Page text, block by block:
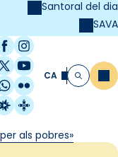
Santoral del dia
SAVA
Instagram
/ Twitter
YouTube
Flickr
Estel
Catalunya
CA Cerca
als pobres»